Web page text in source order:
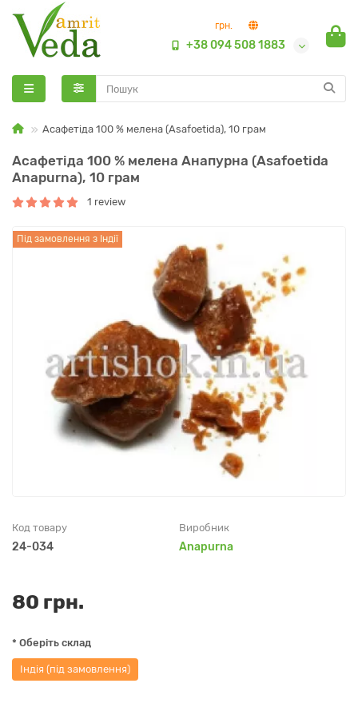
грн.
+38 094 508 1883
Асафетіда 100 % мелена (Asafoetida), 10 грам
Асафетіда 100 % мелена Анапурна (Asafoetida
Anapurna), 10 грам
1 review
Під замовлення з Індії
Код товару
24-034
Виробник
Anapurna
80 грн.
* Оберіть склад
Індія (під замовлення)